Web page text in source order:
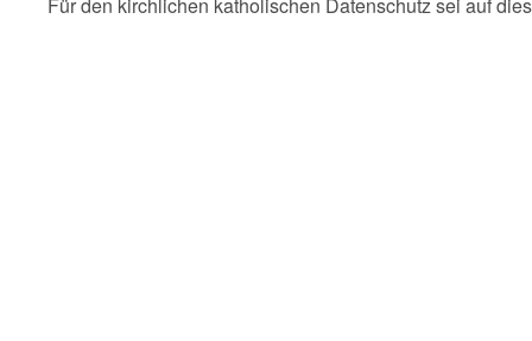
Für den kirchlichen katholischen Datenschutz sei auf